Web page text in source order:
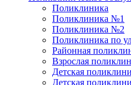
Поликлиника
Поликлиника №1
Поликлиника №2
Поликлиника по
Районная
Взрослая
Детская
Детская